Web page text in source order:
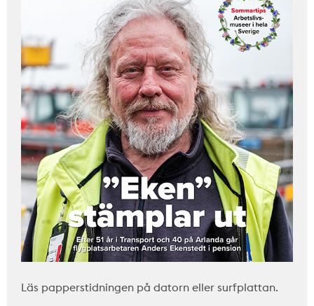
Läs papperstidningen på datorn eller surfplattan.